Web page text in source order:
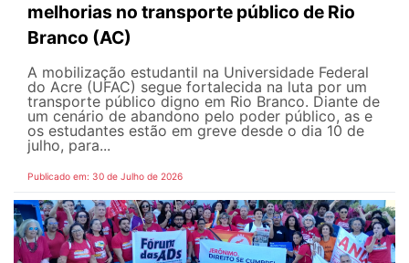
melhorias no transporte público de Rio
Branco (AC)
A mobilização estudantil na Universidade Federal
do Acre (UFAC) segue fortalecida na luta por um
transporte público digno em Rio Branco. Diante de
um cenário de abandono pelo poder público, as e
os estudantes estão em greve desde o dia 10 de
julho, para...
Publicado em: 30 de Julho de 2026